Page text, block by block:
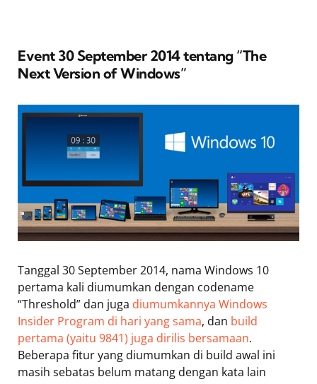
Event 30 September 2014 tentang “The
Next Version of Windows”
Tanggal 30 September 2014, nama Windows 10
pertama kali diumumkan dengan codename
“Threshold” dan juga diumumkannya Windows
Insider Program di hari yang sama, dan build
pertama (yaitu 9841) juga dirilis bersamaan.
Beberapa fitur yang diumumkan di build awal ini
masih sebatas belum matang dengan kata lain